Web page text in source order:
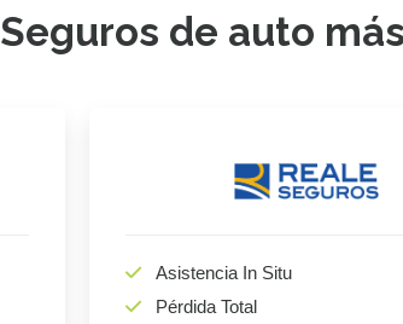
Seguros de auto
Asistencia In Situ
Pérdida Total